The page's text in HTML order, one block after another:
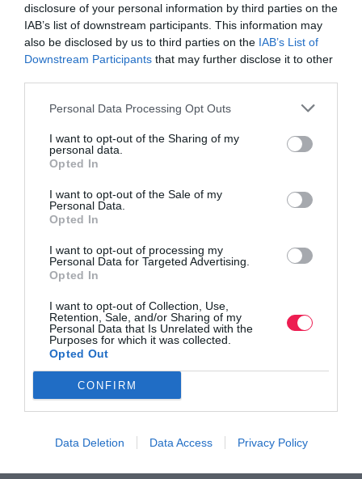
disclosure of your personal information by third parties on the
IAB’s list of downstream participants. This information may
also be disclosed by us to third parties on the IAB’s List of
Downstream Participants that may further disclose it to other
Personal Data Processing Opt Outs
I want to opt-out of the Sharing of my
personal data.
Opted In
I want to opt-out of the Sale of my
Personal Data.
Opted In
I want to opt-out of processing my
Personal Data for Targeted Advertising.
Opted In
I want to opt-out of Collection, Use,
Retention, Sale, and/or Sharing of my
Personal Data that Is Unrelated with the
Purposes for which it was collected.
Opted Out
CONFIRM
Data Deletion Data Access Privacy Policy
Γίνε Συνδρομητής